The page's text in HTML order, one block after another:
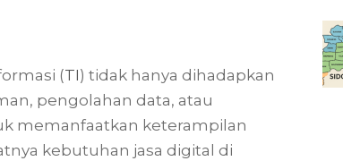
(TI) tidak hanya dihadapkan
pengolahan data, atau
memanfaatkan keterampilan
kebutuhan jasa digital di